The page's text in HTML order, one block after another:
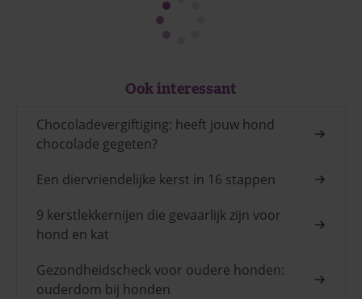
Ook interessant
Chocoladevergiftiging: heeft jouw hond
chocolade gegeten?
Een diervriendelijke kerst in 16 stappen
9 kerstlekkernijen die gevaarlijk zijn voor
hond en kat
Gezondheidscheck voor oudere honden:
ouderdom bij honden